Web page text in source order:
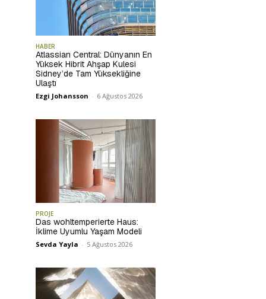
HABER
Atlassian Central: Dünyanın En
Yüksek Hibrit Ahşap Kulesi
Sidney’de Tam Yüksekliğine
Ulaştı
Ezgi Johansson - 6 Ağustos 2026
PROJE
Das wohltemperierte Haus:
İklime Uyumlu Yaşam Modeli
Sevda Yayla - 5 Ağustos 2026